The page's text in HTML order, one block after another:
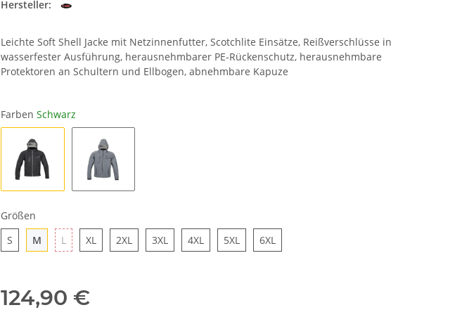
Hersteller:
Leichte Soft Shell Jacke mit Netzinnenfutter, Scotchlite Einsätze, Reißverschlüsse in
wasserfester Ausführung, herausnehmbarer PE-Rückenschutz, herausnehmbare
Protektoren an Schultern und Ellbogen, abnehmbare Kapuze
Farben Schwarz
Größen
S
M L XL 2XL 3XL 4XL 5XL 6XL
124,90 €